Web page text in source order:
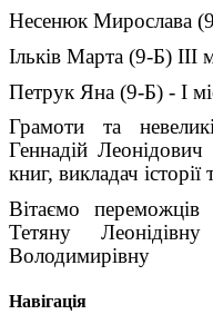
Несенюк Мирослава
Ільків Марта (9-Б) ІІІ
Петрук Яна (9-Б) - І
Грамоти та
Геннадій
книг, викладач історії
Вітаємо
Тетяну
Володимирівну
Навігація